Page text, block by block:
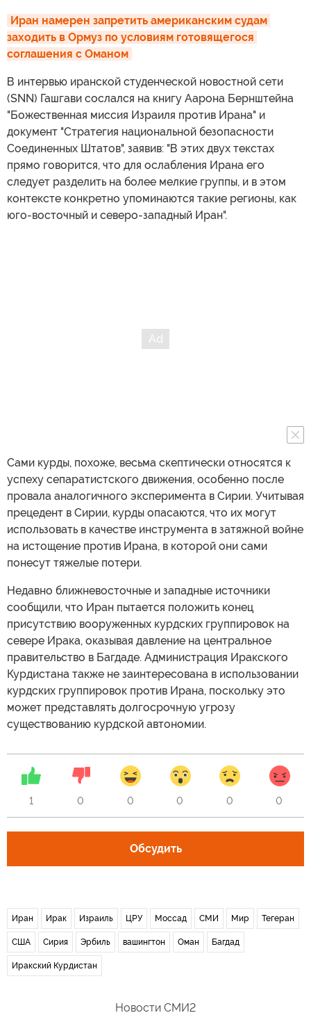
Иран намерен запретить американским судам
заходить в Ормуз по условиям готовящегося
соглашения с Оманом
В интервью иранской студенческой новостной сети
(SNN) Гашгави сослался на книгу Аарона Бернштейна
"Божественная миссия Израиля против Ирана" и
документ "Стратегия национальной безопасности
Соединенных Штатов", заявив: "В этих двух текстах
прямо говорится, что для ослабления Ирана его
следует разделить на более мелкие группы, и в этом
контексте конкретно упоминаются такие регионы, как
юго-восточный и северо-западный Иран".
Сами курды, похоже, весьма скептически относятся к
успеху сепаратистского движения, особенно после
провала аналогичного эксперимента в Сирии. Учитывая
прецедент в Сирии, курды опасаются, что их могут
использовать в качестве инструмента в затяжной войне
на истощение против Ирана, в которой они сами
понесут тяжелые потери.
Недавно ближневосточные и западные источники
сообщили, что Иран пытается положить конец
присутствию вооруженных курдских группировок на
севере Ирака, оказывая давление на центральное
правительство в Багдаде. Администрация Иракского
Курдистана также не заинтересована в использовании
курдских группировок против Ирана, поскольку это
может представлять долгосрочную угрозу
существованию курдской автономии.
1 0 0 0 0 0
Обсудить
Иран Ирак Израиль ЦРУ Моссад СМИ Мир Тегеран
США Сирия Эрбиль вашингтон Оман Багдад
Иракский Курдистан
Новости СМИ2